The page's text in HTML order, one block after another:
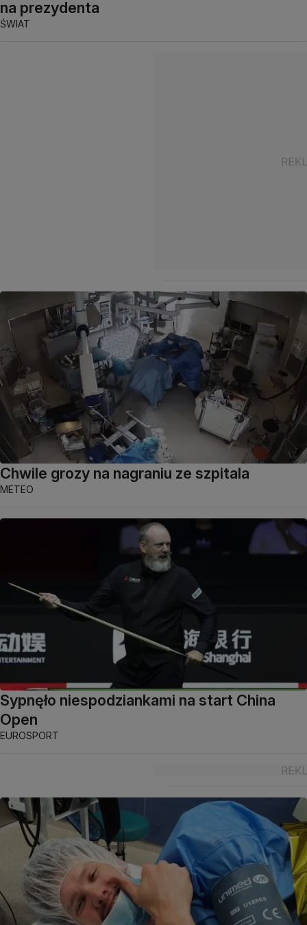
na prezydenta
ŚWIAT
Chwile grozy na nagraniu ze szpitala
METEO
Sypnęło niespodziankami na start China
Open
EUROSPORT